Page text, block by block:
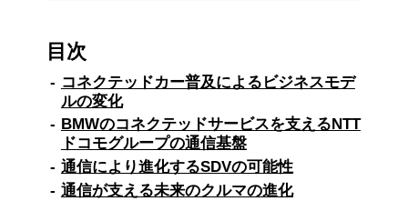
目次
コネクテッドカー普及によるビジネスモデ
ルの変化
BMWのコネクテッドサービスを支えるNTT
ドコモグループの通信基盤
通信により進化するSDVの可能性
通信が支える未来のクルマの進化